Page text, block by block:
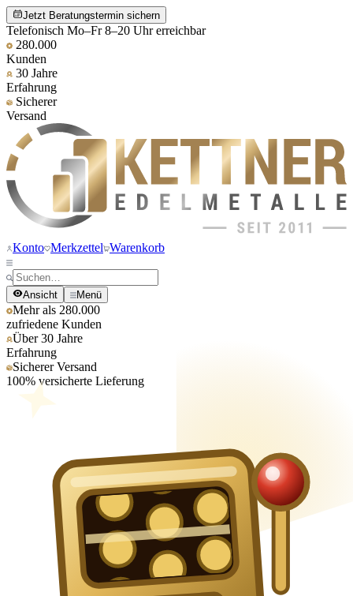
Jetzt Beratungstermin sichern
Telefonisch Mo–Fr 8–20 Uhr erreichbar
280.000
Kunden
30 Jahre
Erfahrung
Sicherer
Versand
Konto Merkzettel Warenkorb
Ansicht Menü
Mehr als 280.000
zufriedene Kunden
Über 30 Jahre
Erfahrung
Sicherer Versand
100% versicherte Lieferung